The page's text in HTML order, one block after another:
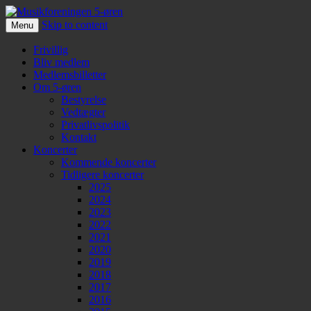
Musikforeningen 5-øren
Menu Skip to content
Frivillig
Bliv medlem
Medlemsbilletter
Om 5-øren
Bestyrelse
Vedtægter
Privatlivspolitik
Kontakt
Koncerter
Kommende koncerter
Tidligere koncerter
2025
2024
2023
2022
2021
2020
2019
2018
2017
2016